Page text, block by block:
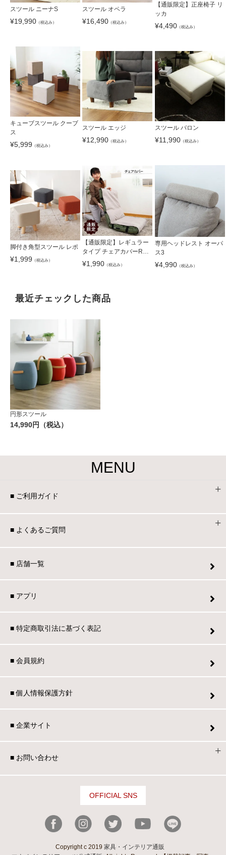
スツール ニーナS
¥19,990 （税込み）
スツール オペラ
¥16,490 （税込み）
【通販限定】正座椅子 リ
ッカ
¥4,490（税込み）
キューブスツール クーブ
ス
¥5,999 （税込み）
スツール エッジ
¥12,990 （税込み）
スツール バロン
¥11,990（税込み）
脚付き角型スツール レポ
¥1,999 （税込み）
【通販限定】レギュラー
タイプ チェアカバーRM
C-R
¥1,990 （税込み）
専用ヘッドレスト オーパ
ス3
¥4,990（税込み）
最近チェックした商品
円形スツール
14,990円（税込）
MENU
■ ご利用ガイド
■ よくあるご質問
■ 店舗一覧
■ アプリ
■ 特定商取引法に基づく表記
■ 会員規約
■ 個人情報保護方針
■ 企業サイト
■ お問い合わせ
OFFICIAL SNS
Copyright c 2019 家具・インテリア通販